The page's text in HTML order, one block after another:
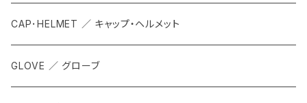
CAP･HELMET ／ キャップ・ヘルメット
GLOVE ／ グローブ